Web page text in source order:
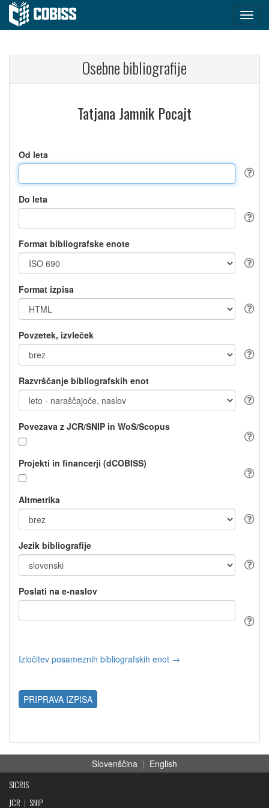
Osebne bibliografije
Tatjana Jamnik Pocajt
Od leta
Do leta
Format bibliografske enote
Format izpisa
Povzetek, izvleček
Razvrščanje bibliografskih enot
Povezava z JCR/SNIP in WoS/Scopus
Projekti in financerji (dCOBISS)
Altmetrika
Jezik bibliografije
Poslati na e-naslov
Izločitev posameznih bibliografskih enot →
PRIPRAVA IZPISA
Slovenščina | English
SICRIS
JCR | SNIP